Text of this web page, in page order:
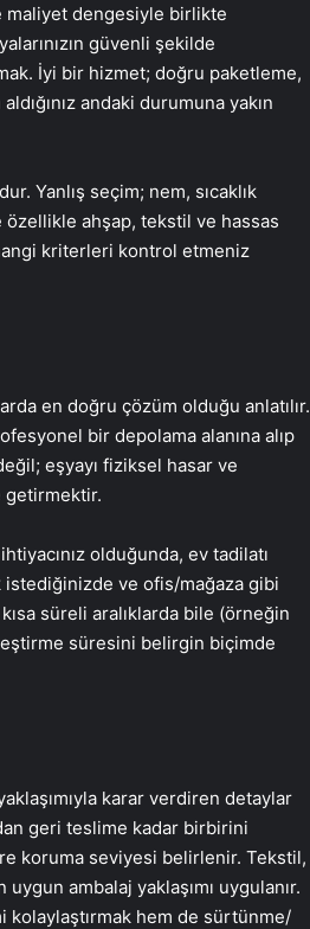
maliyet dengesiyle birlikte
güvenli şekilde
İyi bir hizmet; doğru paketleme,
andaki durumuna yakın
Yanlış seçim; nem, sıcaklık
ahşap, tekstil ve hassas
kriterleri kontrol etmeniz
en doğru çözüm olduğu anlatılır.
bir depolama alanına alıp
eşyayı fiziksel hasar ve
getirmektir.
olduğunda, ev tadilatı
istediğinizde ve ofis/mağaza gibi
süreli aralıklarda bile (örneğin
süresini belirgin biçimde
karar verdiren detaylar
geri teslime kadar birbirini
koruma seviyesi belirlenir. Tekstil,
ambalaj yaklaşımı uygulanır.
kolaylaştırmak hem de sürtünme/